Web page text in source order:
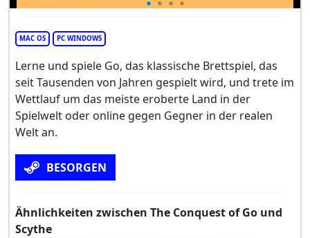
MAC OS PC WINDOWS
Lerne und spiele Go, das klassische Brettspiel, das
seit Tausenden von Jahren gespielt wird, und trete im
Wettlauf um das meiste eroberte Land in der
Spielwelt oder online gegen Gegner in der realen
Welt an.
BESORGEN
Ähnlichkeiten zwischen The Conquest of Go und
Scythe